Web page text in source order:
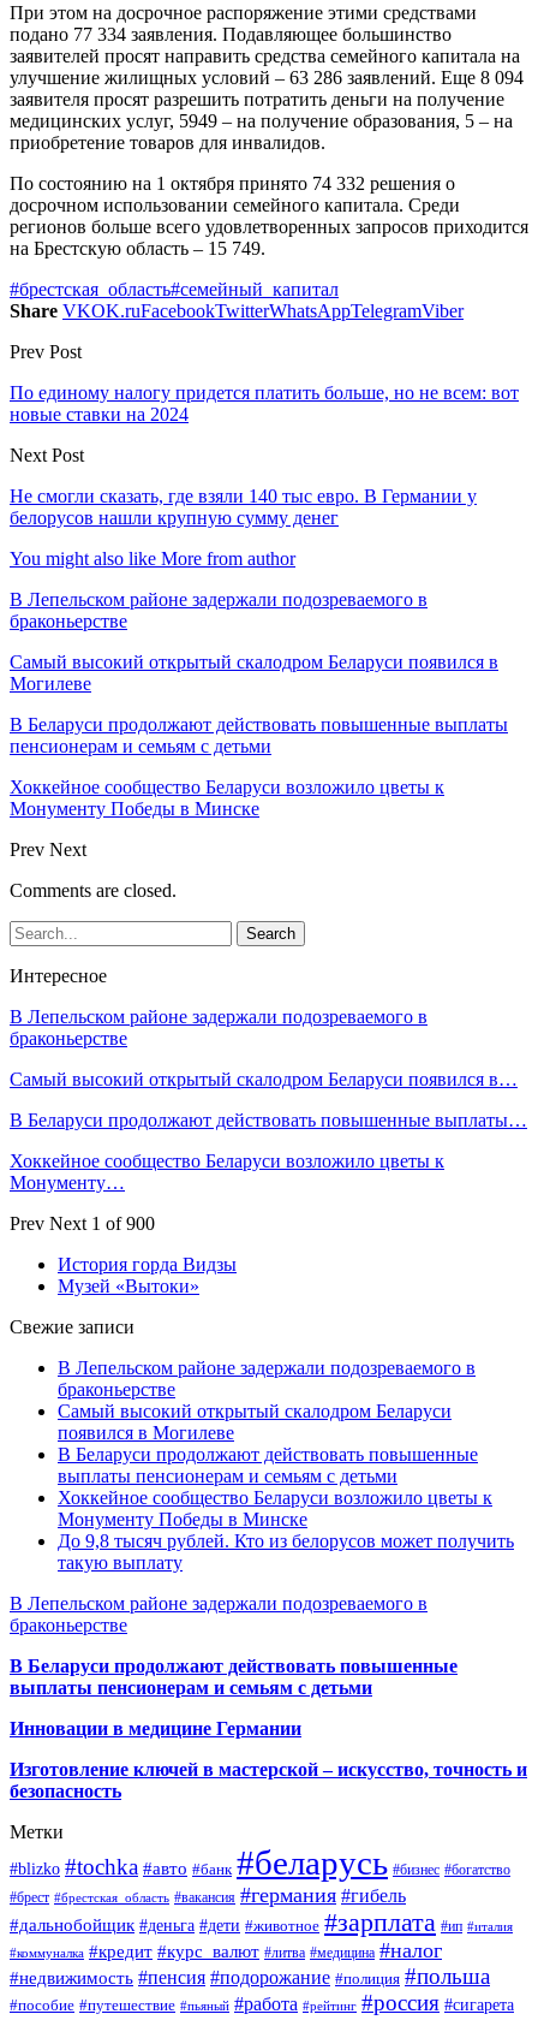
При этом на досрочное распоряжение этими средствами
подано 77 334 заявления. Подавляющее большинство
заявителей просят направить средства семейного капитала на
улучшение жилищных условий – 63 286 заявлений. Еще 8 094
заявителя просят разрешить потратить деньги на получение
медицинских услуг, 5949 – на получение образования, 5 – на
приобретение товаров для инвалидов.
По состоянию на 1 октября принято 74 332 решения о
досрочном использовании семейного капитала. Среди
регионов больше всего удовлетворенных запросов приходится
на Брестскую область – 15 749.
#брестская_область#семейный_капитал
Share VKOK.ruFacebookTwitterWhatsAppTelegramViber
Prev Post
По единому налогу придется платить больше, но не всем: вот
новые ставки на 2024
Next Post
Не смогли сказать, где взяли 140 тыс евро. В Германии у
белорусов нашли крупную сумму денег
You might also like More from author
В Лепельском районе задержали подозреваемого в
браконьерстве
Самый высокий открытый скалодром Беларуси появился в
Могилеве
В Беларуси продолжают действовать повышенные выплаты
пенсионерам и семьям с детьми
Хоккейное сообщество Беларуси возложило цветы к
Монументу Победы в Минске
Prev Next
Comments are closed.
Интересное
В Лепельском районе задержали подозреваемого в
браконьерстве
Самый высокий открытый скалодром Беларуси появился в…
В Беларуси продолжают действовать повышенные выплаты…
Хоккейное сообщество Беларуси возложило цветы к
Монументу…
Prev Next 1 of 900
История горда Видзы
Музей «Вытоки»
Свежие записи
В Лепельском районе задержали подозреваемого в
браконьерстве
Самый высокий открытый скалодром Беларуси
появился в Могилеве
В Беларуси продолжают действовать повышенные
выплаты пенсионерам и семьям с детьми
Хоккейное сообщество Беларуси возложило цветы к
Монументу Победы в Минске
До 9,8 тысяч рублей. Кто из белорусов может получить
такую выплату
В Лепельском районе задержали подозреваемого в
браконьерстве
В Беларуси продолжают действовать повышенные
выплаты пенсионерам и семьям с детьми
Инновации в медицине Германии
Изготовление ключей в мастерской – искусство, точность и
безопасность
Метки
#blizko #tochka #авто #банк #беларусь #бизнес #богатство
#брест #брестская_область #вакансия #германия #гибель
#дальнобойщик #деньга #дети #животное #зарплата #ип #италия
#коммуналка #кредит #курс_валют #литва #медицина #налог
#недвижимость #пенсия #подорожание #полиция #польша
#пособие #путешествие #пьяный #работа #рейтинг #россия #сигарета